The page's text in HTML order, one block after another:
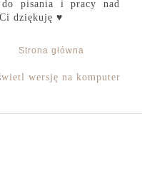
pisania i pracy nad
dziękuję ♥
Strona główna
wersję na komputer